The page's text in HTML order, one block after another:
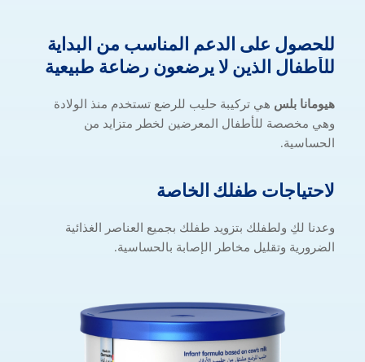
للحصول على الدعم المناسب من البداية
للأطفال الذين لا يرضعون رضاعة طبيعية
هيومانا بلس هي تركيبة حليب للرضع تستخدم منذ الولادة
وهي مخصصة للأطفال المعرضين لخطر متزايد من
الحساسية.
لاحتياجات طفلك الخاصة
وعدنا لكِ ولطفلك بتزويد طفلك بجميع العناصر الغذائية
الضرورية وتقليل مخاطر الإصابة بالحساسية.